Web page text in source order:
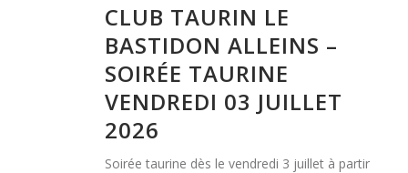
CLUB TAURIN LE
BASTIDON ALLEINS –
SOIRÉE TAURINE
VENDREDI 03 JUILLET
2026
Soirée taurine dès le vendredi 3 juillet à partir